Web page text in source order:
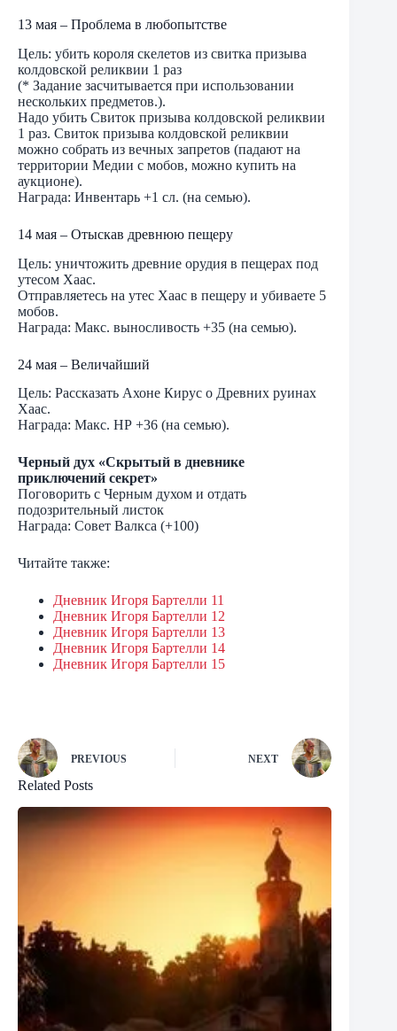
13 мая – Проблема в любопытстве
Цель: убить короля скелетов из свитка призыва
колдовской реликвии 1 раз
(* Задание засчитывается при использовании
нескольких предметов.).
Надо убить Свиток призыва колдовской реликвии
1 раз. Свиток призыва колдовской реликвии
можно собрать из вечных запретов (падают на
территории Медии с мобов, можно купить на
аукционе).
Награда: Инвентарь +1 сл. (на семью).
14 мая – Отыскав древнюю пещеру
Цель: уничтожить древние орудия в пещерах под
утесом Хаас.
Отправляетесь на утес Хаас в пещеру и убиваете 5
мобов.
Награда: Макс. выносливость +35 (на семью).
24 мая – Величайший
Цель: Рассказать Ахоне Кирус о Древних руинах
Хаас.
Награда: Макс. НР +36 (на семью).
Черный дух «Скрытый в дневнике
приключений секрет»
Поговорить с Черным духом и отдать
подозрительный листок
Награда: Совет Валкса (+100)
Читайте также:
Дневник Игоря Бартелли 11
Дневник Игоря Бартелли 12
Дневник Игоря Бартелли 13
Дневник Игоря Бартелли 14
Дневник Игоря Бартелли 15
PREVIOUS NEXT
Related Posts